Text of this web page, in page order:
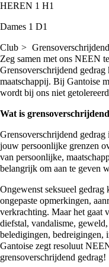
HEREN 1 H1
Dames 1 D1
Club
Zeg samen met ons NEEN
Grensoverschrijdend
maatschappij. Bij Gantoise
wordt bij ons niet
Wat is
Grensoverschrijdend
jouw persoonlijke grenzen
van persoonlijke,
belangrijk om aan te geven
Ongewenst seksueel gedrag
ongepaste opmerkingen,
verkrachting. Maar het gaat
diefstal, vandalisme,
beledigingen, bedreigingen,
Gantoise zegt resoluut
grensoverschrijdend gedrag!